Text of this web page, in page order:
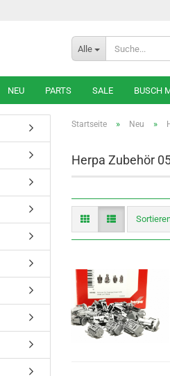
Alle
NEU PARTS SALE BUSCH
Startseite » Neu »
Herpa Zubehör